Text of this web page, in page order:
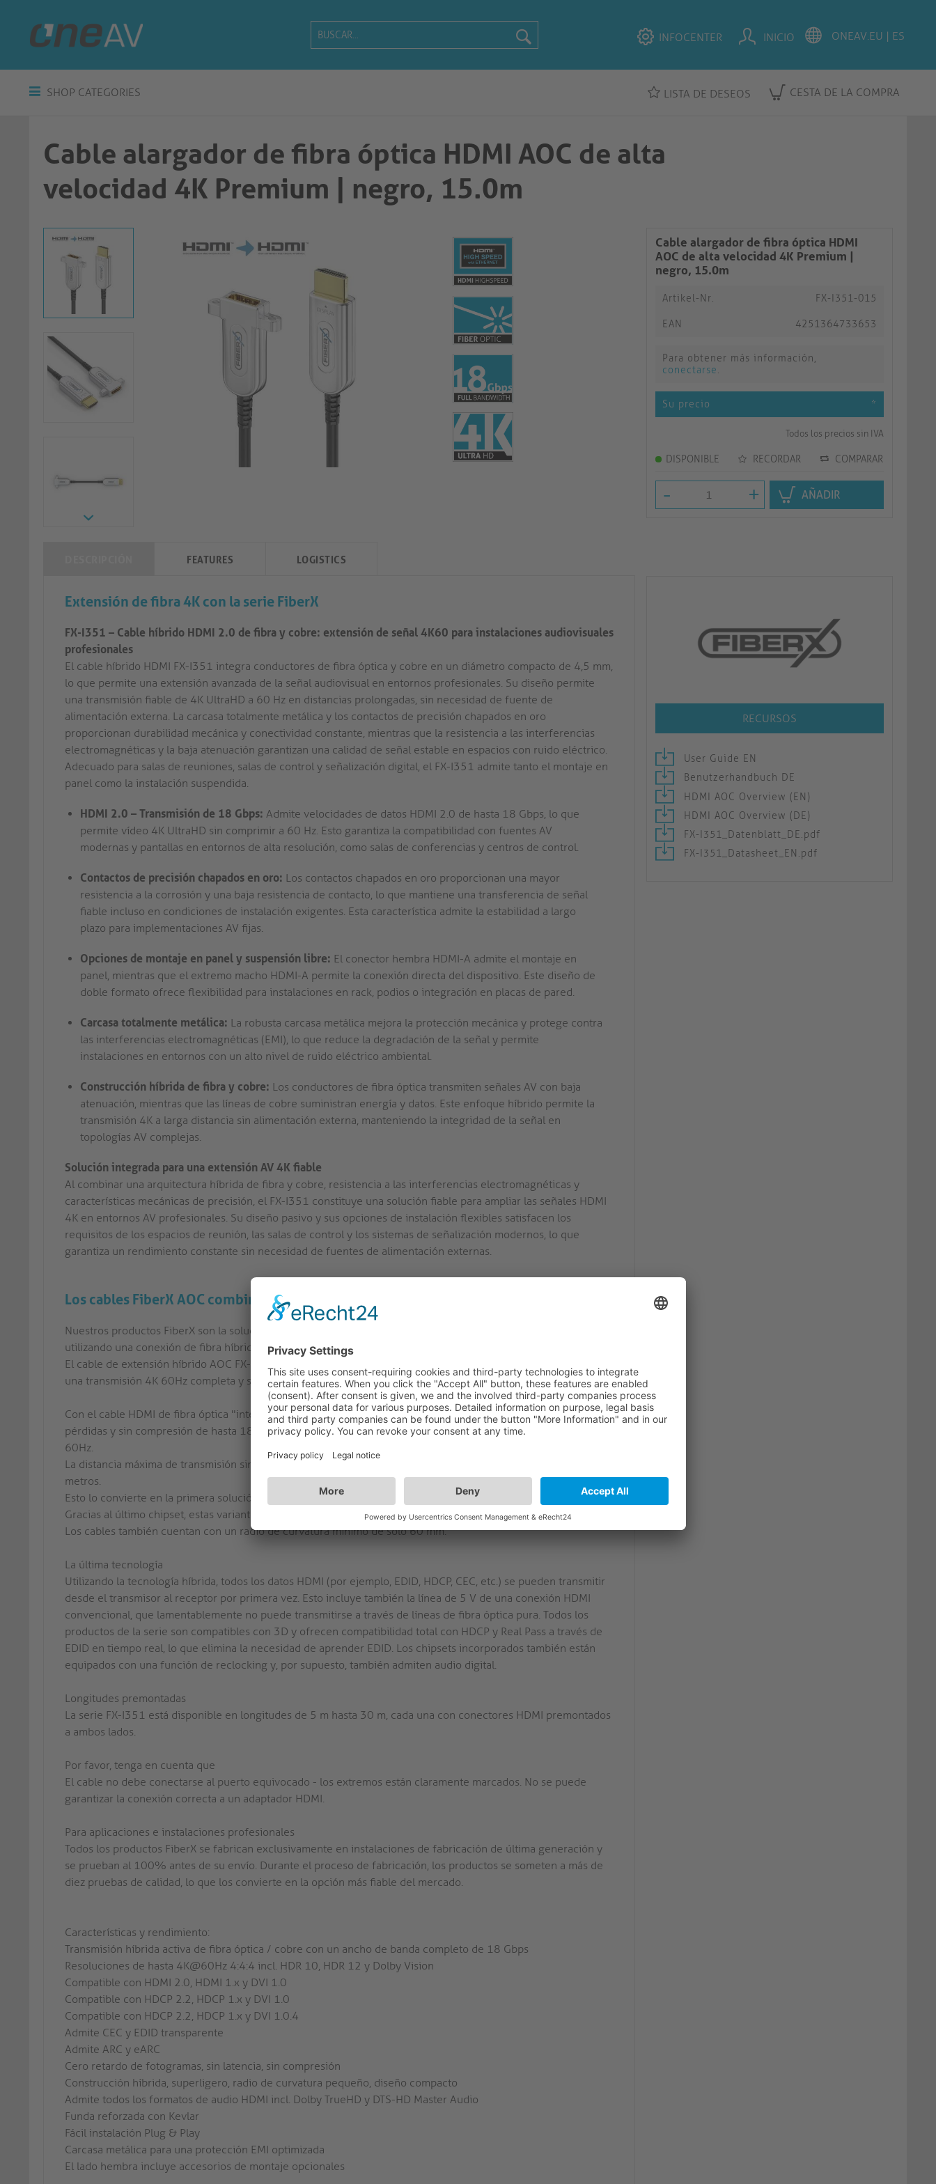
INFOCENTER INICIO
SHOP CATEGORIES LISTA DE DESEOS CESTA DE LA COMPRA
Cable alargador de fibra óptica HDMI AOC de alta
velocidad 4K Premium | negro, 15.0m​​​​​​​
Cable alargador de fibra óptica HDMI
AOC de alta velocidad 4K Premium |
negro, 15.0m​​​​​​​
Artikel-Nr. FX-I351-015
EAN 4251364733653
Para obtener más información,
conectarse.
Su precio *
Todos los precios sin IVA
DISPONIBLE RECORDAR COMPARAR
- + AÑADIR
RECURSOS
User Guide EN
Benutzerhandbuch DE
HDMI AOC Overview (EN)
HDMI AOC Overview (DE)
FX-I351_Datenblatt_DE.pdf
FX-I351_Datasheet_EN.pdf
FEATURES LOGISTICS
Extensión de fibra 4K con la serie FiberX
FX-I351 – Cable híbrido HDMI 2.0 de fibra y cobre: extensión de señal 4K60 para instalaciones audiovisuales
profesionales
El cable híbrido HDMI FX-I351 integra conductores de fibra óptica y cobre en un diámetro compacto de 4,5 mm,
lo que permite una extensión avanzada de la señal audiovisual en entornos profesionales. Su diseño permite
una transmisión fiable de 4K UltraHD a 60 Hz en distancias prolongadas, sin necesidad de fuente de
alimentación externa. La carcasa totalmente metálica y los contactos de precisión chapados en oro
proporcionan durabilidad mecánica y conectividad constante, mientras que la resistencia a las interferencias
electromagnéticas y la baja atenuación garantizan una calidad de señal estable en espacios con ruido eléctrico.
Adecuado para salas de reuniones, salas de control y señalización digital, el FX-I351 admite tanto el montaje en
panel como la instalación suspendida.
HDMI 2.0 – Transmisión de 18 Gbps: Admite velocidades de datos HDMI 2.0 de hasta 18 Gbps, lo que
permite vídeo 4K UltraHD sin comprimir a 60 Hz. Esto garantiza la compatibilidad con fuentes AV
modernas y pantallas en entornos de alta resolución, como salas de conferencias y centros de control.
Contactos de precisión chapados en oro: Los contactos chapados en oro proporcionan una mayor
resistencia a la corrosión y una baja resistencia de contacto, lo que mantiene una transferencia de señal
fiable incluso en condiciones de instalación exigentes. Esta característica admite la estabilidad a largo
plazo para implementaciones AV fijas.
Opciones de montaje en panel y suspensión libre: El conector hembra HDMI-A admite el montaje en
panel, mientras que el extremo macho HDMI-A permite la conexión directa del dispositivo. Este diseño de
doble formato ofrece flexibilidad para instalaciones en rack, podios o integración en placas de pared.
Carcasa totalmente metálica: La robusta carcasa metálica mejora la protección mecánica y protege contra
las interferencias electromagnéticas (EMI), lo que reduce la degradación de la señal y permite
instalaciones en entornos con un alto nivel de ruido eléctrico ambiental.
Construcción híbrida de fibra y cobre: Los conductores de fibra óptica transmiten señales AV con baja
atenuación, mientras que las líneas de cobre suministran energía y datos. Este enfoque híbrido permite la
transmisión 4K a larga distancia sin alimentación externa, manteniendo la integridad de la señal en
topologías AV complejas.
Solución integrada para una extensión AV 4K fiable
Al combinar una arquitectura híbrida de fibra y cobre, resistencia a las interferencias electromagnéticas y
características mecánicas de precisión, el FX-I351 constituye una solución fiable para ampliar las señales HDMI
4K en entornos AV profesionales. Su diseño pasivo y sus opciones de instalación flexibles satisfacen los
requisitos de los espacios de reunión, las salas de control y los sistemas de señalización modernos, lo que
garantiza un rendimiento constante sin necesidad de fuentes de alimentación externas.
Los cables FiberX AOC combinan lo mejor de las tecnologías de cobre y fibra óptica
Nuestros productos FiberX son la solución ideal para transmitir señales de vídeo y audio a largas distancias,
utilizando una conexión de fibra híbrida.
El cable de extensión híbrido AOC FX-I351 está fabricado con conductores de cobre y fibra, por lo que permite
una transmisión 4K 60Hz completa y sin compresión a una distancia de hasta 30m.
Con el cable HDMI de fibra óptica "integrado" AOC FX-I351 de nuestra serie FiberX, es posible la transmisión sin
pérdidas y sin compresión de hasta 18Gbps, lo que permite transmitir contenidos en UltraHD / 4K / 2160p con
60Hz.
La distancia máxima de transmisión sin pérdidas de este cable híbrido hecho de hilos de fibra y cobre es de 30
metros.
Esto lo convierte en la primera solución técnica disponible con compatibilidad total con CEC, EDID y HDCP.
Gracias al último chipset, estas variantes "integradas" también transmiten una señal de audio digital.
Los cables también cuentan con un radio de curvatura mínimo de solo 60 mm.
La última tecnología
Utilizando la tecnología híbrida, todos los datos HDMI (por ejemplo, EDID, HDCP, CEC, etc.) se pueden transmitir
desde el transmisor al receptor por primera vez. Esto incluye también la línea de 5 V de una conexión HDMI
convencional, que lamentablemente no puede transmitirse a través de líneas de fibra óptica pura. Todos los
productos de la serie son compatibles con 3D y ofrecen compatibilidad total con HDCP y Real Pass a través de
EDID en tiempo real, lo que elimina la necesidad de aprender EDID. Los chipsets incorporados también están
equipados con una función de reclocking y, por supuesto, también admiten audio digital.
Longitudes premontadas
La serie FX-I351 está disponible en longitudes de 5 m hasta 30 m, cada una con conectores HDMI premontados
a ambos lados.
Por favor, tenga en cuenta que
El cable no debe conectarse al puerto equivocado - los extremos están claramente marcados. No se puede
garantizar la conexión correcta a un adaptador HDMI.
Para aplicaciones e instalaciones profesionales
Todos los productos FiberX se fabrican exclusivamente en instalaciones de fabricación de última generación y
se prueban al 100% antes de su envío. Durante el proceso de fabricación, los productos se someten a más de
diez pruebas de calidad, lo que los convierte en la opción más fiable del mercado.
Características y rendimiento:
Transmisión híbrida activa de fibra óptica / cobre con un ancho de banda completo de 18 Gbps
Resoluciones de hasta 4K@60Hz 4:4:4 incl. HDR 10, HDR 12 y Dolby Vision
Compatible con HDMI 2.0, HDMI 1.x y DVI 1.0
Compatible con HDCP 2.2, HDCP 1.x y DVI 1.0
Compatible con HDCP 2.2, HDCP 1.x y DVI 1.0.4
Admite CEC y EDID transparente
Admite ARC y eARC
Cero retardo de fotogramas, sin latencia, sin compresión
Construcción híbrida, superligero, radio de curvatura pequeño, diseño compacto
Admite todos los formatos de audio HDMI incl. Dolby TrueHD y DTS-HD Master Audio
Funda reforzada con Kevlar
Fácil instalación Plug & Play
Carcasa metálica para una protección EMI optimizada
El lado hembra incluye accesorios de montaje opcionales